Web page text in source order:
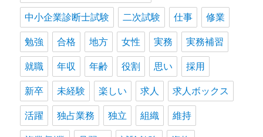
中小企業診断士試験 二次試験 仕事 修業
勉強 合格 地方 女性 実務 実務補習
就職 年収 年齢 役割 思い 採用
新卒 未経験 楽しい 求人 求人ボックス
活躍 独占業務 独立 組織 維持